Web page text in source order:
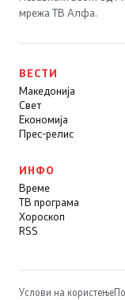
мрежа ТВ Алфа.
ВЕСТИ
Македонија
Свет
Економија
Прес-релис
ИНФО
Време
ТВ програма
Хороскоп
RSS
Услови на користење